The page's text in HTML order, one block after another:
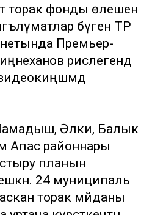
торак фонды өлешенә
бүген ТР
Премьер-
рәислегендә
Әлки, Балык
Апас районнары
планын
24 муниципаль
торак мәйданы